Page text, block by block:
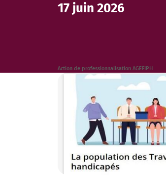
17 juin 2026
Action de professionnalisation AGEFIPH